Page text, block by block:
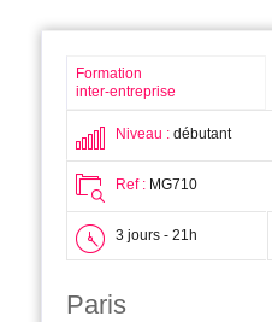
Formation
inter-entreprise
Niveau : débutant
Ref : MG710
3 jours - 21h
Paris